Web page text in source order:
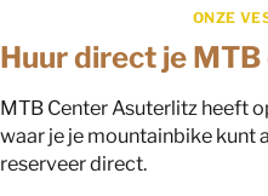
ONZE
Huur direct je
MTB Center Asuterlitz heeft
waar je je mountainbike kunt
reserveer direct.